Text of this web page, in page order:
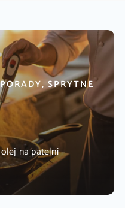
SPRYTNE
na patelni –